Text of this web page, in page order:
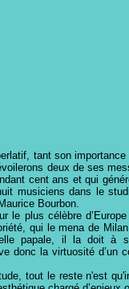
tant son importance
deux de ses
cent ans et qui
musiciens dans le
Bourbon.
le plus célèbre
qui le mena de
papale, il la doit à
donc la virtuosité d’un
tout le reste n'est